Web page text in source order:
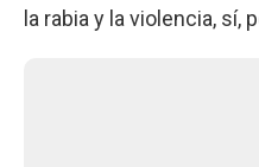
la rabia y la violencia, sí,